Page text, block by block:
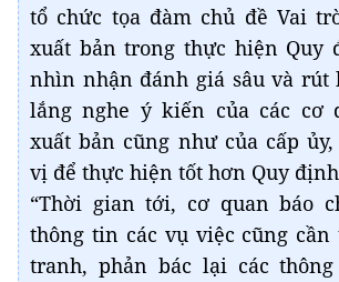
tổ chức tọa đàm chủ đề Vai
xuất bản trong thực hiện Quy
nhìn nhận đánh giá sâu và rút
lắng nghe ý kiến của các cơ
xuất bản cũng như của cấp
vị để thực hiện tốt hơn Quy
“Thời gian tới, cơ quan báo
thông tin các vụ việc cũng cần
tranh, phản bác lại các